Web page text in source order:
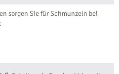
sorgen Sie für Schmunzeln bei